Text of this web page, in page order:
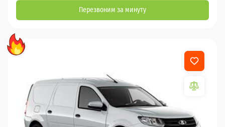
Перезвоним за минуту